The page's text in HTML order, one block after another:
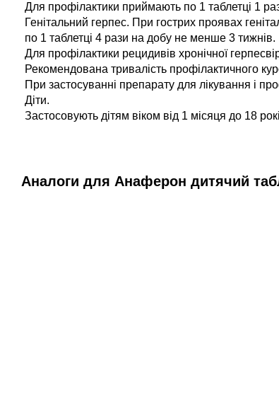
Для профілактики приймають по 1 таблетці 1
Генітальний герпес. При гострих проявах
по 1 таблетці 4 рази на добу не менше 3 тижнів.
Для профілактики рецидивів хронічної
Рекомендована тривалість профілактичного
При застосуванні препарату для лікування і
Діти.
Застосовують дітям віком від 1 місяця до 18
Аналоги для Анаферон дитячий